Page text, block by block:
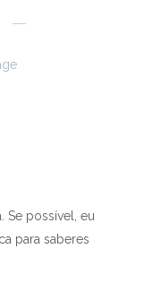
Se possível, eu
para saberes